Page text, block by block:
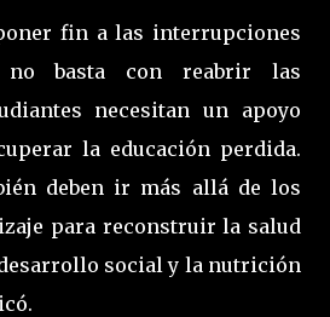
fin a las interrupciones
no basta con reabrir las
necesitan un apoyo
la educación perdida.
deben ir más allá de los
para reconstruir la salud
social y la nutrición